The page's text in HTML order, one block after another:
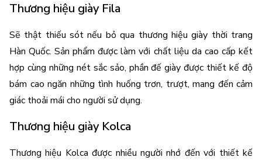
Thương hiệu giày Fila
Sẽ thật thiếu sót nếu bỏ qua thương hiệu giày thời trang
Hàn Quốc. Sản phẩm được làm với chất liệu da cao cấp kết
hợp cùng những nét sắc sảo, phần đế giày được thiết kế độ
bám cao ngăn những tình huống trơn, trượt, mang đến cảm
giác thoải mái cho người sử dụng.
Thương hiệu giày Kolca
Thương hiệu Kolca được nhiều người nhớ đến với thiết kế